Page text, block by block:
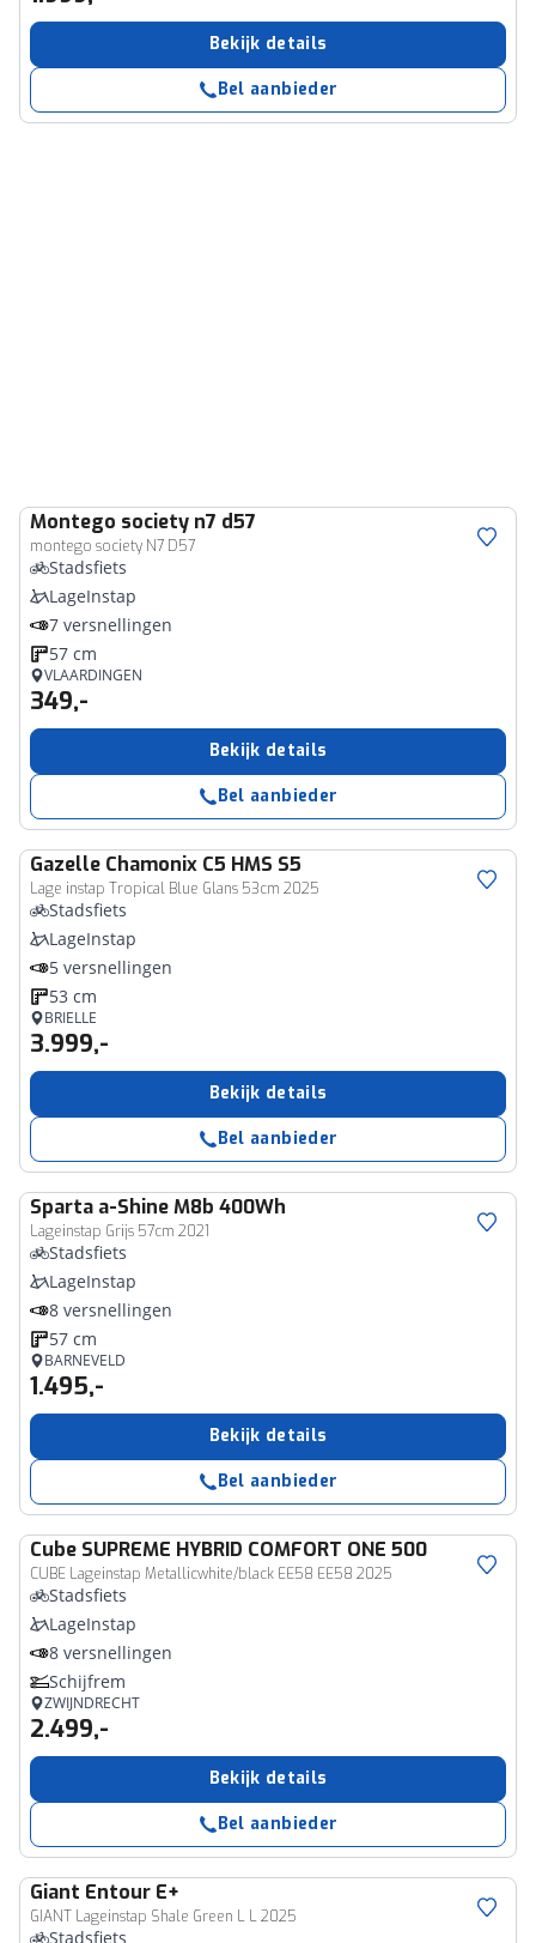
Bekijk details
Bel aanbieder
Montego society n7 d57
montego society N7 D57
Stadsfiets
LageInstap
7 versnellingen
57 cm
VLAARDINGEN
349,-
Bekijk details
Bel aanbieder
Gazelle Chamonix C5 HMS S5
Lage instap Tropical Blue Glans 53cm 2025
Stadsfiets
LageInstap
5 versnellingen
53 cm
BRIELLE
3.999,-
Bekijk details
Bel aanbieder
Sparta a-Shine M8b 400Wh
Lageinstap Grijs 57cm 2021
Stadsfiets
LageInstap
8 versnellingen
57 cm
BARNEVELD
1.495,-
Bekijk details
Bel aanbieder
Cube SUPREME HYBRID COMFORT ONE 500
CUBE Lageinstap Metallicwhite/black EE58 EE58 2025
Stadsfiets
LageInstap
8 versnellingen
Schijfrem
ZWIJNDRECHT
2.499,-
Bekijk details
Bel aanbieder
Giant Entour E+
GIANT Lageinstap Shale Green L L 2025
Stadsfiets